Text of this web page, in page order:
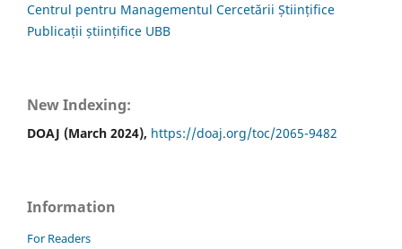
Centrul pentru Managementul Cercetării Științifice
Publicații științifice UBB
New Indexing:
DOAJ (March 2024), https://doaj.org/toc/2065-9482
Information
For Readers